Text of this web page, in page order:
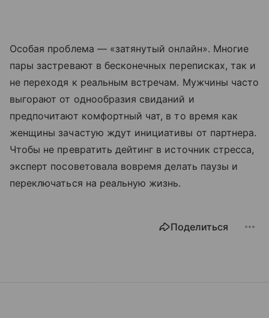
Особая проблема — «затянутый онлайн». Многие
пары застревают в бесконечных переписках, так и
не переходя к реальным встречам. Мужчины часто
выгорают от однообразия свиданий и
предпочитают комфортный чат, в то время как
женщины зачастую ждут инициативы от партнера.
Чтобы не превратить дейтинг в источник стресса,
эксперт посоветовала вовремя делать паузы и
переключаться на реальную жизнь.
Поделиться